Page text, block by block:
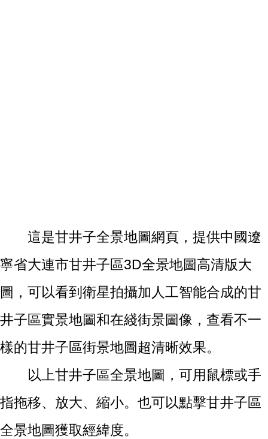
這是甘井子全景地圖網頁，提供中國遼
寧省大連市甘井子區3D全景地圖高清版大
圖，可以看到衛星拍攝加人工智能合成的甘
井子區實景地圖和在綫街景圖像，查看不一
樣的甘井子區街景地圖超清晰效果。
以上甘井子區全景地圖，可用鼠標或手
指拖移、放大、縮小。也可以點擊甘井子區
全景地圖獲取經緯度。